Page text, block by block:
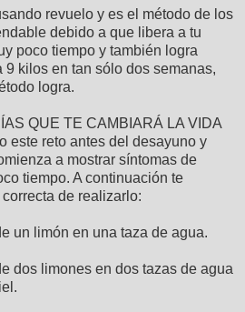
revuelo y es el método de los
debido a que libera a tu
poco tiempo y también logra
9 kilos en tan sólo dos semanas,
logra.
QUE TE CAMBIARÁ LA VIDA
este reto antes del desayuno y
a mostrar síntomas de
tiempo. A continuación te
de realizarlo:
un limón en una taza de agua.
dos limones en dos tazas de agua